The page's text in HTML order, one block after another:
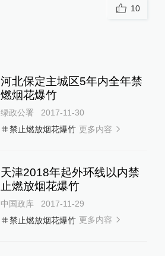
10
河北保定主城区5年内全年禁
燃烟花爆竹
绿政公署
2017-11-30
禁止燃放烟花爆竹 更多内容
天津2018年起外环线以内禁
止燃放烟花爆竹
中国政库
2017-11-29
禁止燃放烟花爆竹 更多内容